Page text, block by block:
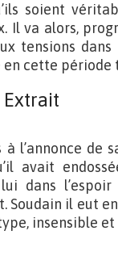
soient
Il va alors,
tensions
cette période
Extrait
l’annonce de
avait
dans
Soudain il eut
insensible